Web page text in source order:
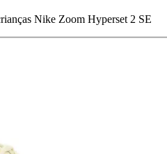
Nike Zoom Hyperset 2 SE